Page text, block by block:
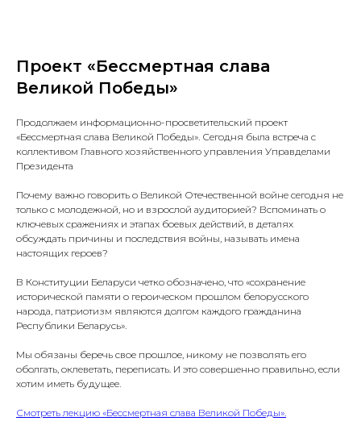
Проект «Бессмертная слава
Великой Победы»
Продолжаем информационно-просветительский проект
«Бессмертная слава Великой Победы». Сегодня была встреча с
коллективом Главного хозяйственного управления Управделами
Президента
Почему важно говорить о Великой Отечественной войне сегодня не
только с молодежной, но и взрослой аудиторией? Вспоминать о
ключевых сражениях и этапах боевых действий, в деталях
обсуждать причины и последствия войны, называть имена
настоящих героев?
В Конституции Беларуси четко обозначено, что «сохранение
исторической памяти о героическом прошлом белорусского
народа, патриотизм являются долгом каждого гражданина
Республики Беларусь».
Мы обязаны беречь свое прошлое, никому не позволять его
оболгать, оклеветать, переписать. И это совершенно правильно, если
хотим иметь будущее.
Смотреть лекцию «Бессмертная слава Великой Победы».